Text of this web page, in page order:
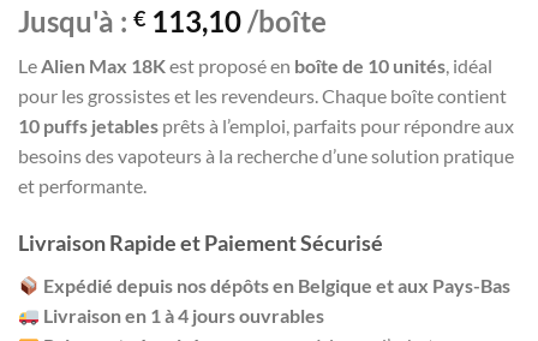
Rated
1.60
of
5
based
on
55
customer
ratings
Jusqu'à : € 113,10/boîte
LeAlien Max 18Kest proposé en boîte de 10 unités, idéal
pour les grossistes et les revendeurs. Chaque boîte contient
10 puffs jetables prêts à l’emploi, parfaits pour répondre aux
besoins des vapoteurs à la recherche d’une solution pratique
et performante.
Livraison Rapide et Paiement Sécurisé
Expédié depuis nos dépôts en Belgique et aux Pays-Bas
Livraison en 1 à 4 jours ouvrables